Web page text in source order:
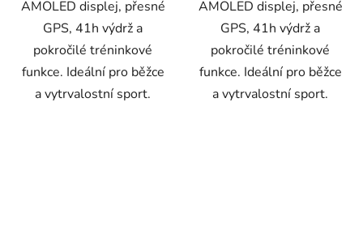
AMOLED displej, přesné
GPS, 41h výdrž a
pokročilé tréninkové
funkce. Ideální pro běžce
a vytrvalostní sport.
AMOLED displej, přesné
GPS, 41h výdrž a
pokročilé tréninkové
funkce. Ideální pro běžce
a vytrvalostní sport.